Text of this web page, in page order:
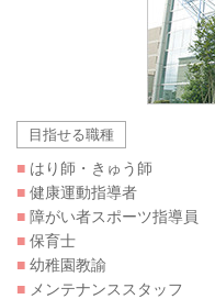
目指せる職種
■ はり師・きゅう師
■ 健康運動指導者
■ 障がい者スポーツ指導員
■ 保育士
■ 幼稚園教諭
■ メンテナンススタッフ